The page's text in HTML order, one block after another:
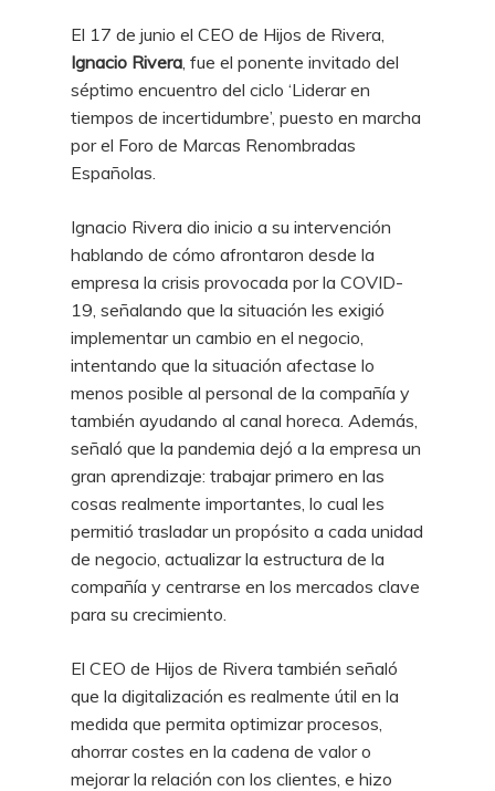
El 17 de junio el CEO de Hijos de Rivera,
Ignacio Rivera , fue el ponente invitado del
séptimo encuentro del ciclo ‘Liderar en
tiempos de incertidumbre’, puesto en marcha
por el Foro de Marcas Renombradas
Españolas.
Ignacio Rivera dio inicio a su intervención
hablando de cómo afrontaron desde la
empresa la crisis provocada por la COVID-
19, señalando que la situación les exigió
implementar un cambio en el negocio,
intentando que la situación afectase lo
menos posible al personal de la compañía y
también ayudando al canal horeca. Además,
señaló que la pandemia dejó a la empresa un
gran aprendizaje: trabajar primero en las
cosas realmente importantes, lo cual les
permitió trasladar un propósito a cada unidad
de negocio, actualizar la estructura de la
compañía y centrarse en los mercados clave
para su crecimiento.
El CEO de Hijos de Rivera también señaló
que la digitalización es realmente útil en la
medida que permita optimizar procesos,
ahorrar costes en la cadena de valor o
mejorar la relación con los clientes, e hizo